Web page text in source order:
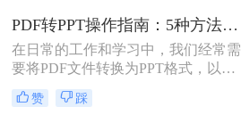
以便进行演示、分享或编辑。那么pdf
文档如何转化成ppt呢？本文将介绍两
种将PDF文档转化成PPT的实用方
法。
PDF转PPT操作指南：5种方法的具体操作流程和参数设置！
在日常的工作和学习中，我们经常需
要将PDF文件转换为PPT格式，以便
进行演示或编辑。PDF文件以其固定
格式和跨平台的优势而广受欢迎，但
赞 踩